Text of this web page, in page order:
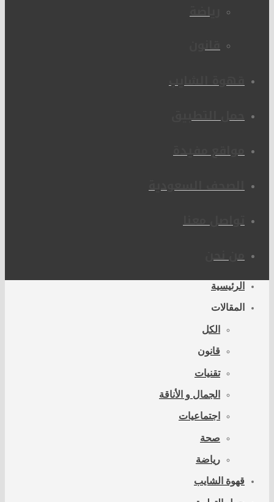
رياضة
قانون
قهوة الشايب
حمل التطبيق
مواقع مفيدة
الصحف السعودية
تواصل معنا
من نحن
الرئيسية
المقالات
الكل
قانون
تقنيات
الجمال و الأناقة
اجتماعيات
صحة
رياضة
قهوة الشايب